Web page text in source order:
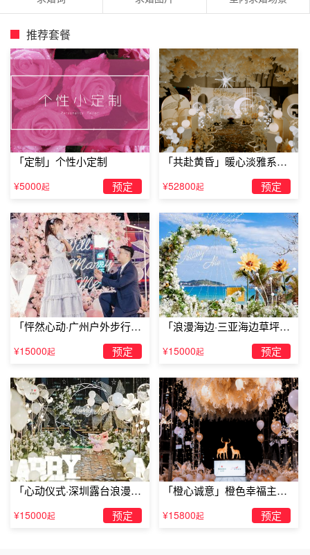
缘分天空
一起坐飞机，可以请求机长通过电通话系统将你的求婚
传达给身边的女友。例如，请机长说：“我们正飞行在万米
高空，再有将近40分钟就可以到达目的地。顺便说一句，
**，你身边的男士问你他是否有幸能够娶你为妻。”在众目睽
睽之下，相信你得到的只可能是一个“愿意”，当然，还有安
全降落。这时机长的话音刚落，你可以拿出提前求婚钻戒，
承诺一生相伴，一世相随。
推荐套餐
「定制」个性小定制
¥5000起 预定
「共赴黄昏」暖心淡雅系求
婚仪式
¥52800起 预定
「怦然心动·广州户外步行街
¥15000起 预定
「浪漫海边·三亚海边草坪浪
¥15000起 预定
「心动仪式·深圳露台浪漫求
婚」
¥15000起 预定
「橙心诚意」橙色幸福主题
露台求婚
¥15800起 预定